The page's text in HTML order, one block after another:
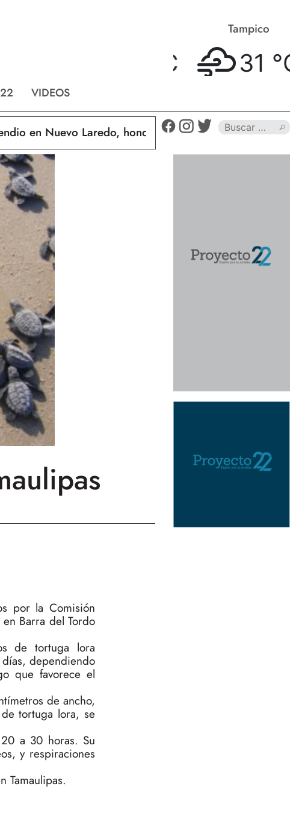
VIDEOS
Tampico
31 ° C
en Nuevo Laredo, hondureño muere calcinado
por la Comisión
Barra del Tordo
de tortuga lora
dependiendo
que favorece el
de ancho,
tortuga lora, se
a 30 horas. Su
y respiraciones
Tamaulipas.